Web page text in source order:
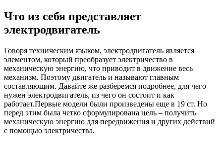
Что из себя представляет
электродвигатель
Говоря техническим языком, электродвигатель является
элементом, который преобразует электричество в
механическую энергию, что приводит в движение весь
механизм. Поэтому двигатель и называют главным
составляющим. Давайте же разберемся подробнее, для чего
нужен электродвигатель, из чего он состоит и как
работает.Первые модели были произведены еще в 19 ст. Но
перед этим была четко сформулирована цель – получить
механическую энергию для передвижения и других действий
с помощью электричества.